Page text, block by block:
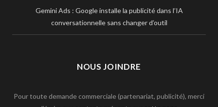
Gemini Ads : Google installe la publicité dans l’IA
conversationnelle sans changer d’outil
NOUS JOINDRE
Pour toute demande commerciale (partenariat, publicité), merci